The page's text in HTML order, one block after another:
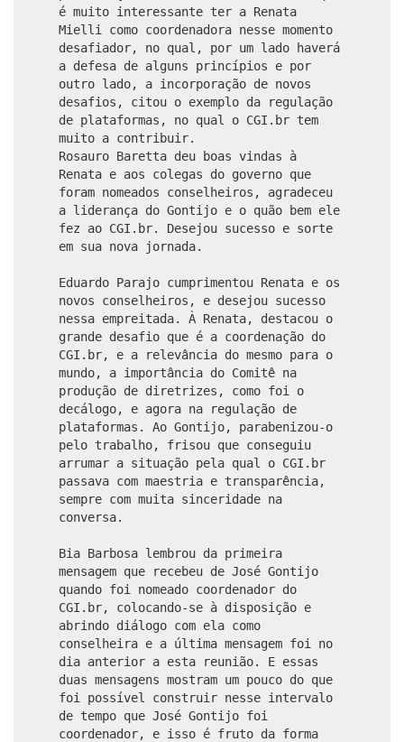
é muito interessante ter a Renata
Mielli como coordenadora nesse momento
desafiador, no qual, por um lado haverá
a defesa de alguns princípios e por
outro lado, a incorporação de novos
desafios, citou o exemplo da regulação
de plataformas, no qual o CGI.br tem
muito a contribuir.
Rosauro Baretta deu boas vindas à
Renata e aos colegas do governo que
foram nomeados conselheiros, agradeceu
a liderança do Gontijo e o quão bem ele
fez ao CGI.br. Desejou sucesso e sorte
em sua nova jornada.
Eduardo Parajo cumprimentou Renata e os
novos conselheiros, e desejou sucesso
nessa empreitada. À Renata, destacou o
grande desafio que é a coordenação do
CGI.br, e a relevância do mesmo para o
mundo, a importância do Comitê na
produção de diretrizes, como foi o
decálogo, e agora na regulação de
plataformas. Ao Gontijo, parabenizou-o
pelo trabalho, frisou que conseguiu
arrumar a situação pela qual o CGI.br
passava com maestria e transparência,
sempre com muita sinceridade na
conversa.
Bia Barbosa lembrou da primeira
mensagem que recebeu de José Gontijo
quando foi nomeado coordenador do
CGI.br, colocando-se à disposição e
abrindo diálogo com ela como
conselheira e a última mensagem foi no
dia anterior a esta reunião. E essas
duas mensagens mostram um pouco do que
foi possível construir nesse intervalo
de tempo que José Gontijo foi
coordenador, e isso é fruto da forma